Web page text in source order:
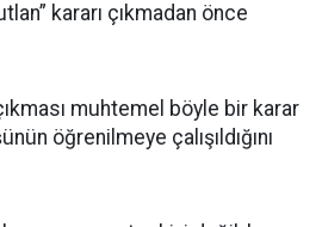
kararı çıkmadan önce
muhtemel böyle bir karar
öğrenilmeye çalışıldığını